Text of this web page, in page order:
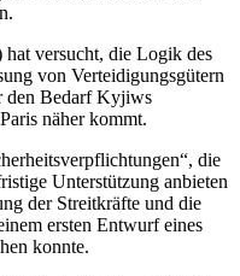
versucht, die Logik des
von Verteidigungsgütern
den Bedarf Kyjiws
näher kommt.
die
Unterstützung anbieten
der Streitkräfte und die
ersten Entwurf eines
konnte.